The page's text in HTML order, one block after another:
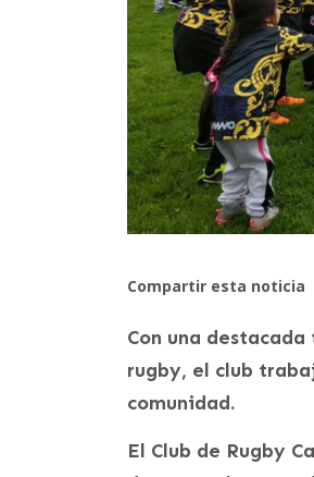
Compartir esta noticia
Con una
rugby, el club
comunidad.
El Club de Rugby